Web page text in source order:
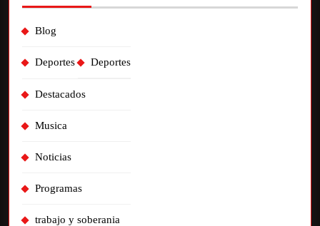
Blog
Deportes Deportes
Destacados
Musica
Noticias
Programas
trabajo y soberania